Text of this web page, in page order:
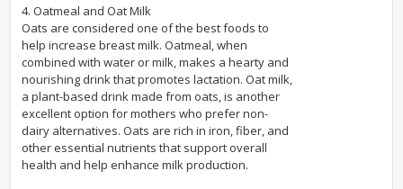
4. Oatmeal and Oat Milk
Oats are considered one of the best foods to
help increase breast milk. Oatmeal, when
combined with water or milk, makes a hearty and
nourishing drink that promotes lactation. Oat milk,
a plant-based drink made from oats, is another
excellent option for mothers who prefer non-
dairy alternatives. Oats are rich in iron, fiber, and
other essential nutrients that support overall
health and help enhance milk production.